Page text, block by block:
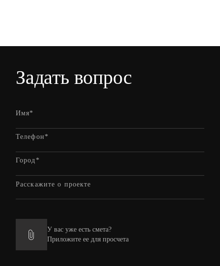
Задать вопрос
У вас уже есть смета?
Приложите ее для просчета